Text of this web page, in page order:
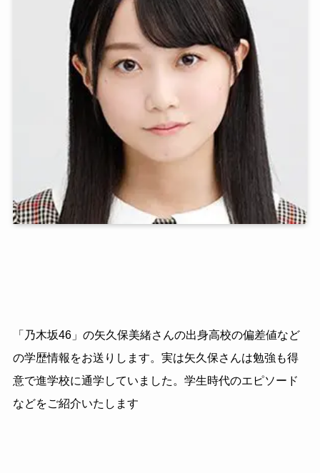
「乃木坂46」の矢久保美緒さんの出身高校の偏差値など
の学歴情報をお送りします。実は矢久保さんは勉強も得
意で進学校に通学していました。学生時代のエピソード
などをご紹介いたします